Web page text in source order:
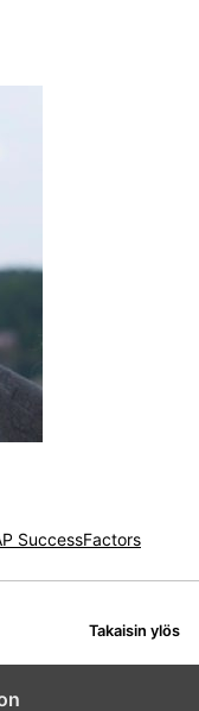
SuccessFactors
Takaisin ylös